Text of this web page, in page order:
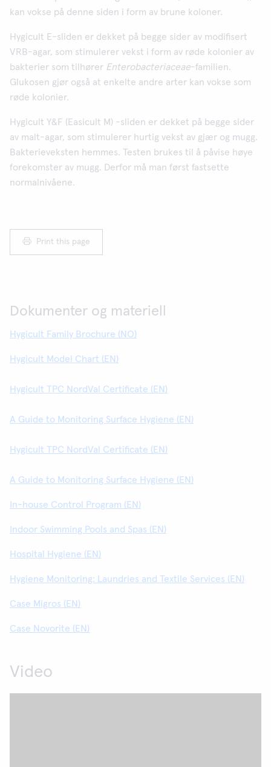
kan vokse på denne siden i form av brune koloner.
Hygicult E-sliden er dekket på begge sider av modifisert
VRB-agar, som stimulerer vekst i form av røde kolonier av
bakterier som tilhører Enterobacteriaceae-familien.
Glukosen gjør også at enkelte andre arter kan vokse som
røde kolonier.
Hygicult Y&F (Easicult M) -sliden er dekket på begge sider
av malt-agar, som stimulerer hurtig vekst av gjær og mugg.
Bakterieveksten hemmes. Testen brukes til å påvise høye
forekomster av mugg. Derfor må man først fastsette
normalnivåene.
Print this page
Dokumenter og materiell
Hygicult Family Brochure (NO)
Hygicult Model Chart (EN)
Hygicult TPC NordVal Certificate (EN)
A Guide to Monitoring Surface Hygiene (EN)
Hygicult TPC NordVal Certificate (EN)
A Guide to Monitoring Surface Hygiene (EN)
In-house Control Program (EN)
Indoor Swimming Pools and Spas (EN)
Hospital Hygiene (EN)
Hygiene Monitoring: Laundries and Textile Services (EN)
Case Migros (EN)
Case Novorite (EN)
Video